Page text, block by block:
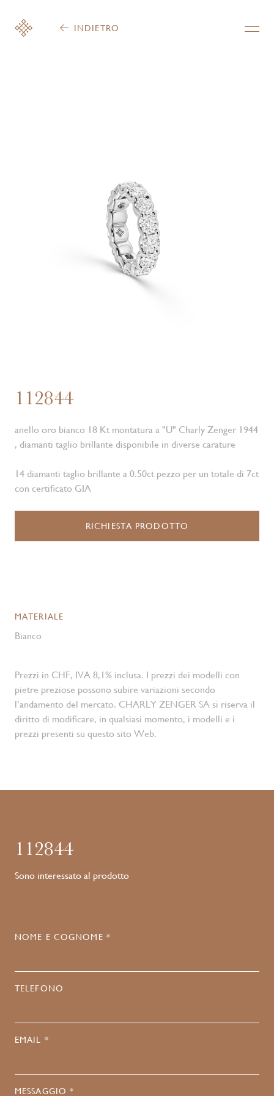
INDIETRO
112844
anello oro bianco 18 Kt montatura a "U" Charly Zenger 1944
, diamanti taglio brillante disponibile in diverse carature
14 diamanti taglio brillante a 0.50ct pezzo per un totale di 7ct
con certificato GIA
RICHIESTA PRODOTTO
MATERIALE
Bianco
Prezzi in CHF, IVA 8,1% inclusa. I prezzi dei modelli con
pietre preziose possono subire variazioni secondo
l’andamento del mercato. CHARLY ZENGER SA si riserva il
diritto di modificare, in qualsiasi momento, i modelli e i
prezzi presenti su questo sito Web.
112844
Sono interessato al prodotto
NOME E COGNOME *
TELEFONO
EMAIL *
MESSAGGIO *